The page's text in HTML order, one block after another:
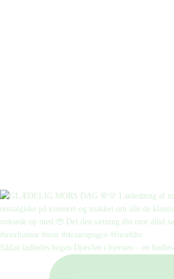
Sådan indledes bogen Djævlen i hjernen – en hudløs